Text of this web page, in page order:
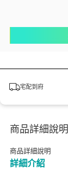
宅配到府
商品詳細說明
商品詳細說明
詳細介紹